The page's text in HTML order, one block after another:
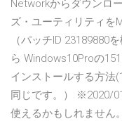
Networkからダウンロ
ズ・ユーティリティを
（パッチID 23189880
ら Windows10Proの
インストールする方法
同じです。） ※2020/
使えるかもしれません